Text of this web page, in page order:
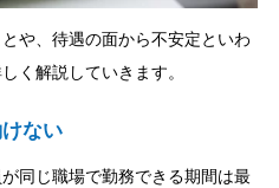
や、待遇の面から不安定といわ
く解説していきます。
ない
同じ職場で勤務できる期間は最